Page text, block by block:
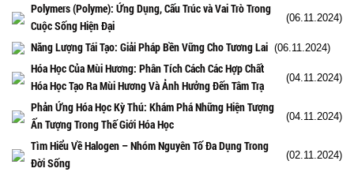
Polymers (Polyme): Ứng Dụng, Cấu Trúc và Vai Trò Trong
Cuộc Sống Hiện Đại
(06.11.2024)
Năng Lượng Tái Tạo: Giải Pháp Bền Vững Cho Tương Lai (06.11.2024)
Hóa Học Của Mùi Hương: Phân Tích Cách Các Hợp Chất
Hóa Học Tạo Ra Mùi Hương Và Ảnh Hưởng Đến Tâm Trạ
(04.11.2024)
Phản Ứng Hóa Học Kỳ Thú: Khám Phá Những Hiện Tượng
Ấn Tượng Trong Thế Giới Hóa Học
(04.11.2024)
Tìm Hiểu Về Halogen – Nhóm Nguyên Tố Đa Dụng Trong
Đời Sống
(02.11.2024)